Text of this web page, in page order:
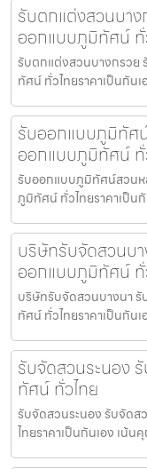
รับตกแต่งสวนบา
ออกแบบภูมิทัศน์ ทั่
รับตกแต่งสวนบางกรว
ทัศน์ ทั่วไทยราคาเป็นกัน
รับออกแบบภูมิทัศ
ออกแบบภูมิทัศน์ ทั่
รับออกแบบภูมิทัศน์สวน
ภูมิทัศน์ ทั่วไทยราคาเป็น
บริษัทรับจัดสวนบ
ออกแบบภูมิทัศน์ ทั่
บริษัทรับจัดสวนบางนา
ทัศน์ ทั่วไทยราคาเป็นกัน
รับจัดสวนระนอง
ทัศน์ ทั่วไทย
รับจัดสวนระนอง รับจัด
ไทยราคาเป็นกันเอง เน้